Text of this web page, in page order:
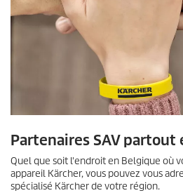
Partenaires SAV partout
Quel que soit l'endroit en Belgique où
appareil Kärcher, vous pouvez vous
spécialisé Kärcher de votre région.